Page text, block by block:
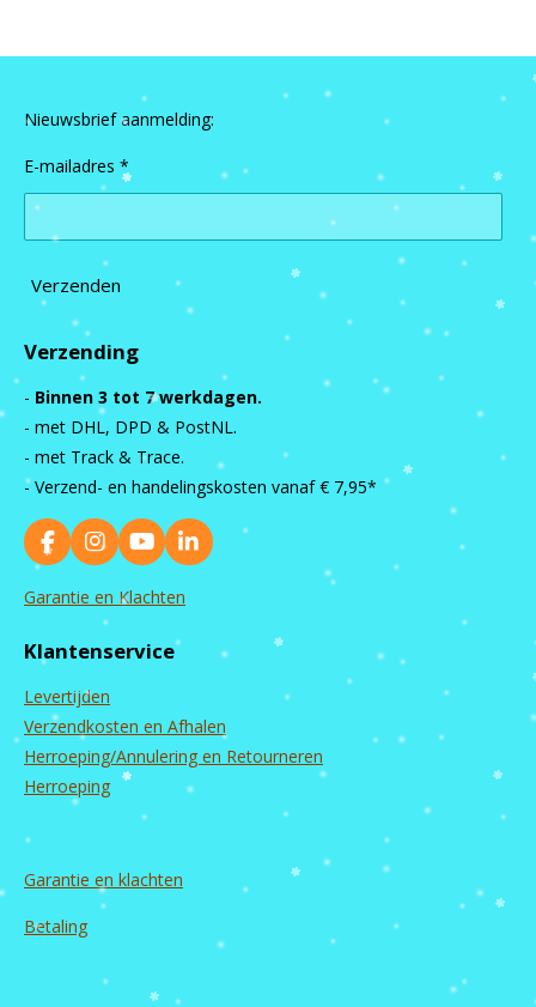
Nieuwsbrief aanmelding:
E-mailadres *
Verzenden
Verzending
- Binnen 3 tot 7 werkdagen.
- met DHL, DPD & PostNL.
- met Track & Trace.
- Verzend- en handelingskosten vanaf € 7,95*
F
a
c
o
k
I
n
s
g
a
m
Y
o
u
b
L
i
Garantie en Klachten
Klantenservice
Levertijden
Verzendkosten en Afhalen
Herroeping/Annulering en Retourneren
Herroeping
Garantie en klachten
Betaling